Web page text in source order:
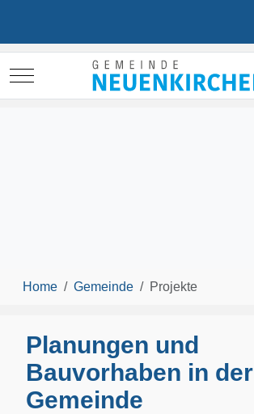
Mobile Menu Toggle
Home Gemeinde Projekte
Planungen und
Bauvorhaben in der
Gemeinde